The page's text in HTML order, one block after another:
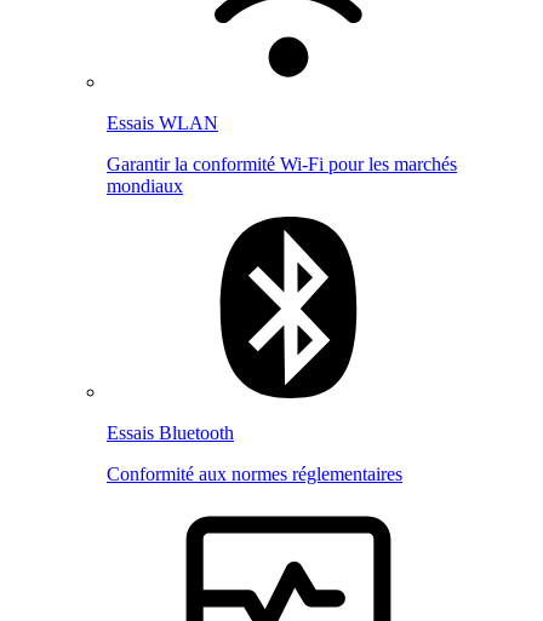
Essais WLAN
Garantir la conformité Wi-Fi pour les marchés
mondiaux
Essais Bluetooth
Conformité aux normes réglementaires